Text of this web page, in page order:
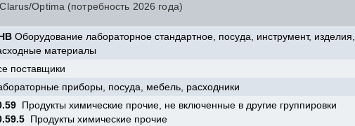
Optima (потребность 2026 года)
Оборудование лабораторное стандартное, посуда, инструмент, изделия,
материалы
поставщики
приборы, посуда, мебель, расходники
Продукты химические прочие, не включенные в другие группировки
Продукты химические прочие